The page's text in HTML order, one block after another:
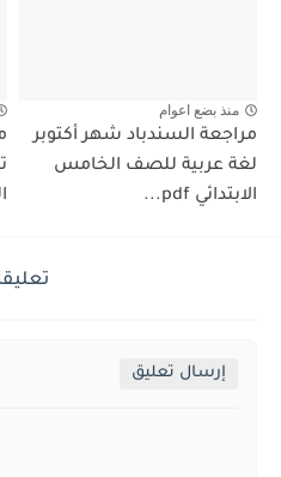
منذ بضع اعوام
مراجعة السندباد شهر أكتوبر
لغة عربية للصف الخامس
الابتدائي pdf...
إرسال تعليق